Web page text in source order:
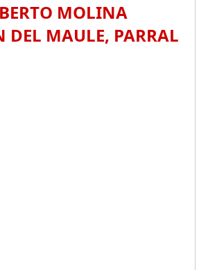
MOLINA
DEL MAULE, PARRAL